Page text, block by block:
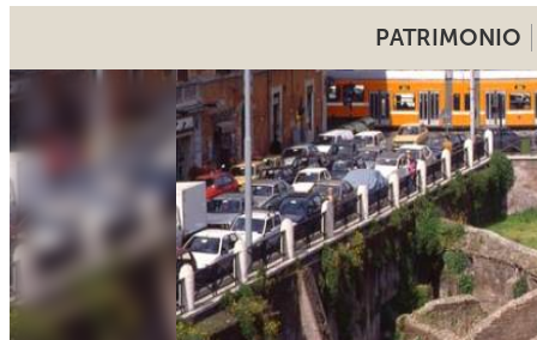
PATRIMONIO